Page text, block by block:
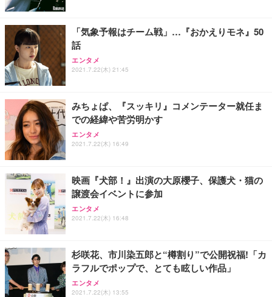
「気象予報はチーム戦」…『おかえりモネ』50
話
エンタメ
2021.7.22(木) 21:45
みちょぱ、『スッキリ』コメンテーター就任ま
での経緯や苦労明かす
エンタメ
2021.7.22(木) 16:49
映画『犬部！』出演の大原櫻子、保護犬・猫の
譲渡会イベントに参加
エンタメ
2021.7.22(木) 16:48
杉咲花、市川染五郎と“樽割り”で公開祝福!「カ
ラフルでポップで、とても眩しい作品」
エンタメ
2021.7.22(木) 13:55